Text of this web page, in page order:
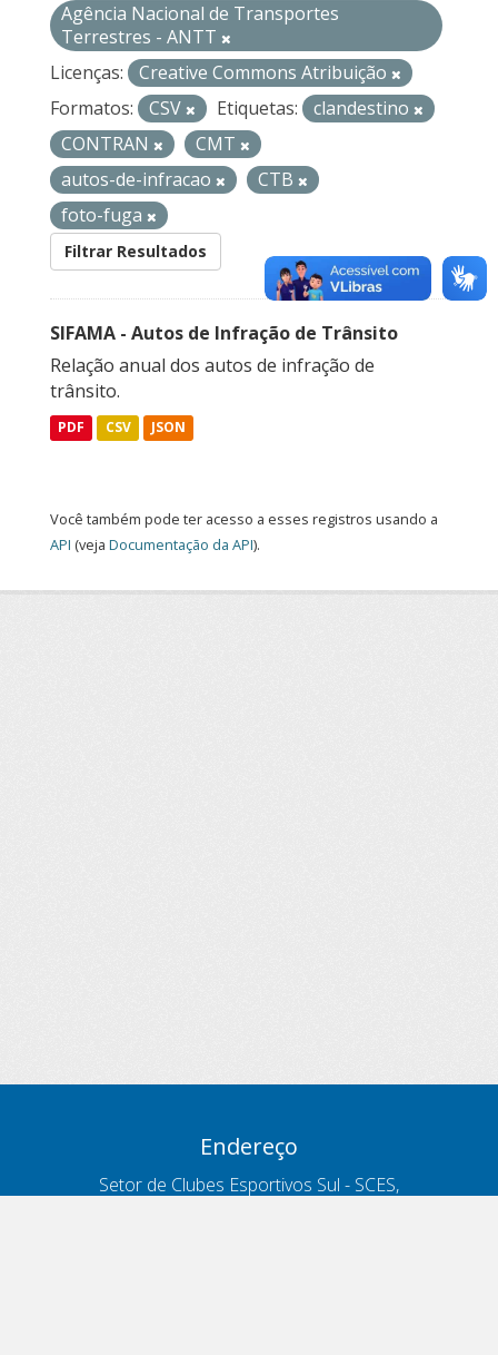
Agência Nacional de Transportes
Terrestres - ANTT
Licenças:
Creative Commons Atribuição
Formatos:
CSV Etiquetas:
clandestino
CONTRAN
CMT
autos-de-infracao
CTB
foto-fuga
Filtrar Resultados
SIFAMA - Autos de Infração de Trânsito
Relação anual dos autos de infração de
trânsito.
PDF CSV JSON
Você também pode ter acesso a esses registros usando a
API (veja Documentação da API).
Endereço
Setor de Clubes Esportivos Sul - SCES,